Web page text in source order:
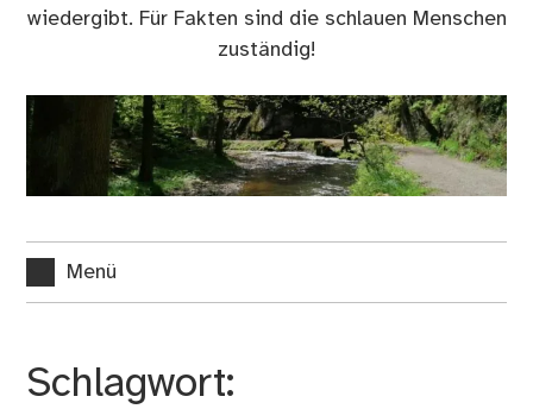
wiedergibt. Für Fakten sind die schlauen Menschen
zuständig!
Menü
Schlagwort: